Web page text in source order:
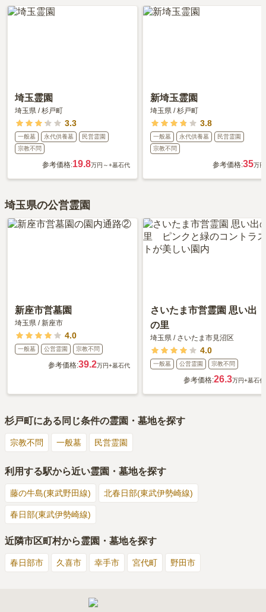
埼玉霊園
埼玉県 /杉戸町
3.3
一般墓 永代供養墓
民営霊園
宗教不問
参考価格:19.8万円～+墓石代
新埼玉霊園
埼玉県 /杉戸町
3.8
一般墓 永代供養墓
民営霊園
宗教不問
参考価格:35万円
埼玉県の公営霊園
新座市営墓園
埼玉県 /新座市
4.0
一般墓 公営霊園 宗教不問
参考価格:39.2万円+墓石代
さいたま市営霊園 思い出
の里
埼玉県 / さいたま市見沼区
4.0
一般墓 公営霊園 宗教不問
参考価格:26.3万円+墓石代
杉戸町 にある同じ条件の霊園・墓地を探す
宗教不問 一般墓 民営霊園
利用する駅から近い霊園・墓地を探す
藤の牛島(東武野田線) 北春日部(東武伊勢崎線)
春日部(東武伊勢崎線)
近隣市区町村から霊園・墓地を探す
春日部市 久喜市 幸手市 宮代町 野田市